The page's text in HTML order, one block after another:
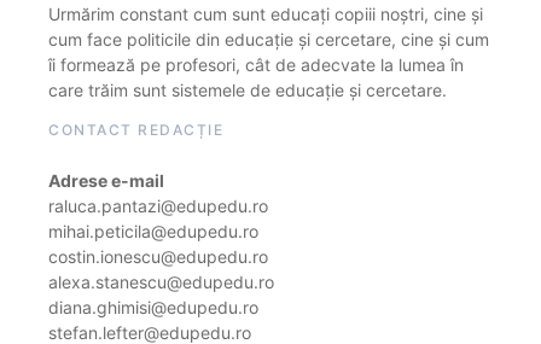
Urmărim constant cum sunt educați copiii noștri, cine și
cum face politicile din educație și cercetare, cine și cum
îi formează pe profesori, cât de adecvate la lumea în
care trăim sunt sistemele de educație și cercetare.
CONTACT REDACȚIE
Adrese e-mail
raluca.pantazi@edupedu.ro
mihai.peticila@edupedu.ro
costin.ionescu@edupedu.ro
alexa.stanescu@edupedu.ro
diana.ghimisi@edupedu.ro
stefan.lefter@edupedu.ro